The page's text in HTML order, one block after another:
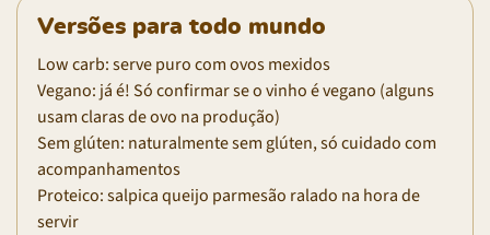
Versões para todo mundo
Low carb: serve puro com ovos mexidos
Vegano: já é! Só confirmar se o vinho é vegano (alguns
usam claras de ovo na produção)
Sem glúten: naturalmente sem glúten, só cuidado com
acompanhamentos
Proteico: salpica queijo parmesão ralado na hora de
servir